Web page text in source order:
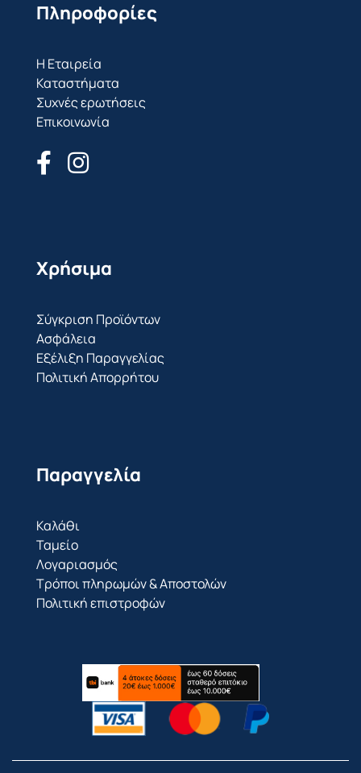
Πληροφορίες
Η Εταιρεία
Καταστήματα
Συχνές ερωτήσεις
Επικοινωνία
Χρήσιμα
Σύγκριση Προϊόντων
Ασφάλεια
Εξέλιξη Παραγγελίας
Πολιτική Απορρήτου
Παραγγελία
Καλάθι
Ταμείο
Λογαριασμός
Τρόποι πληρωμών & Αποστολών
Πολιτική επιστροφών